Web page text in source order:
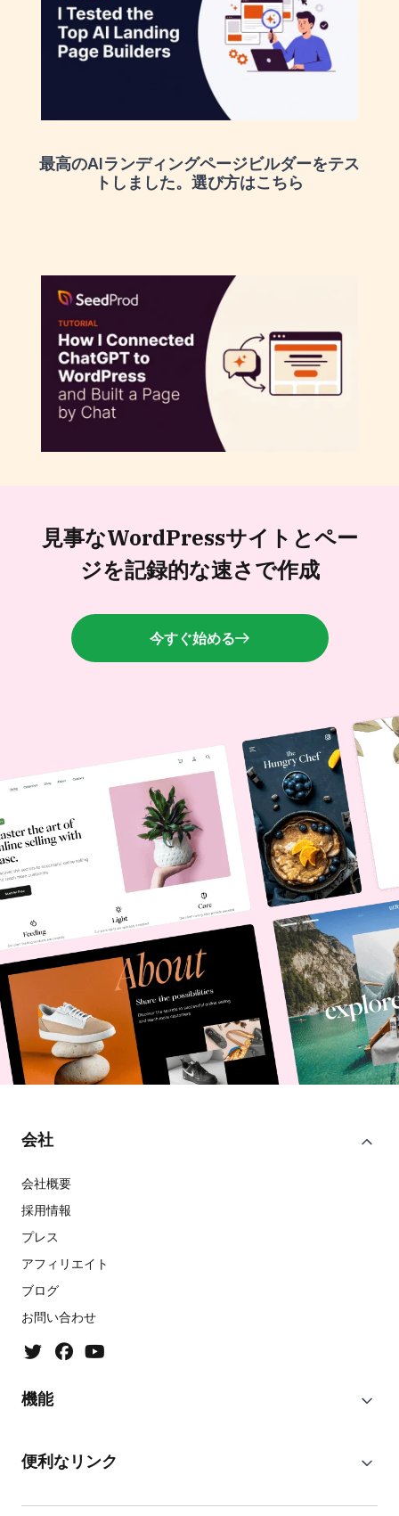
最高のAIランディングページビルダーをテス
トしました。選び方はこちら
見事なWordPressサイトとペー
ジを記録的な速さで作成
今すぐ始める
会社
会社概要
採用情報
プレス
アフィリエイト
ブログ
お問い合わせ
機能
便利なリンク